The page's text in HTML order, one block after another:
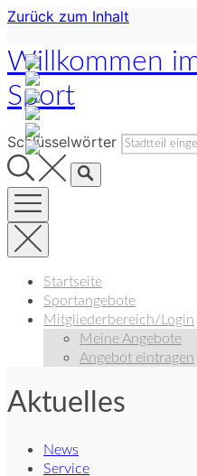
Zurück zum Inhalt
Willkommen
Sport
Schlüsselwörter
Startseite
Sportangebote
Mitgliederbereich/Login
Meine Angebote
Angebot eintragen
Aktuelles
News
Service